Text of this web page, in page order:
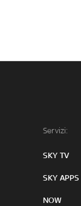
Servizi:
SKY TV
SKY APPS
NOW